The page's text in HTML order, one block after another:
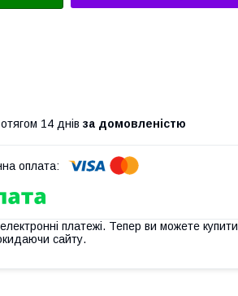
14 днів за домовленістю
платежі. Тепер ви можете купити
сайту.